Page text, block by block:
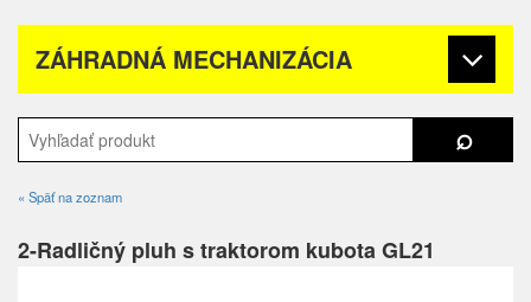
ZÁHRADNÁ MECHANIZÁCIA
« Späť na zoznam
2-Radličný pluh s traktorom kubota GL21